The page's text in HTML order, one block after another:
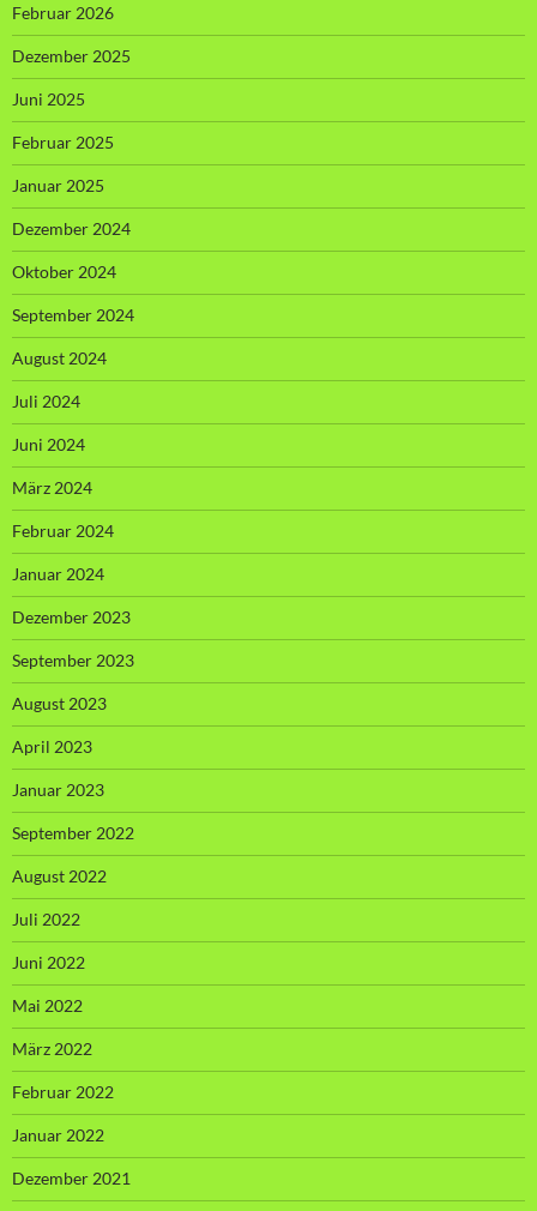
Februar 2026
Dezember 2025
Juni 2025
Februar 2025
Januar 2025
Dezember 2024
Oktober 2024
September 2024
August 2024
Juli 2024
Juni 2024
März 2024
Februar 2024
Januar 2024
Dezember 2023
September 2023
August 2023
April 2023
Januar 2023
September 2022
August 2022
Juli 2022
Juni 2022
Mai 2022
März 2022
Februar 2022
Januar 2022
Dezember 2021